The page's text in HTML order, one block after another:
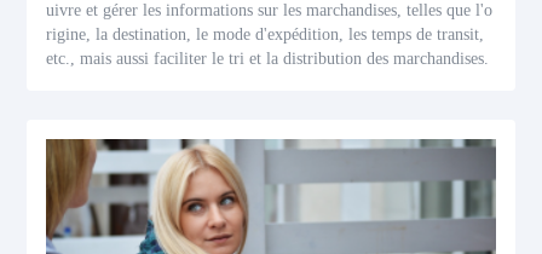
uivre et gérer les informations sur les marchandises, telles que l'o
rigine, la destination, le mode d'expédition, les temps de transit,
etc., mais aussi faciliter le tri et la distribution des marchandises.